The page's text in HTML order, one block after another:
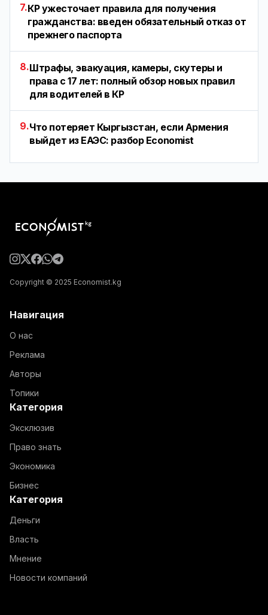
7.КР ужесточает правила для получения
гражданства: введен обязательный отказ от
прежнего паспорта
8.Штрафы, эвакуация, камеры, скутеры и
права с 17 лет: полный обзор новых правил
для водителей в КР
9.Что потеряет Кыргызстан, если Армения
выйдет из ЕАЭС: разбор Economist
Copyright © 2025 Economist.kg
Навигация
О нас
Реклама
Авторы
Топики
Категория
Эксклюзив
Право знать
Экономика
Бизнес
Категория
Деньги
Власть
Мнение
Новости компаний